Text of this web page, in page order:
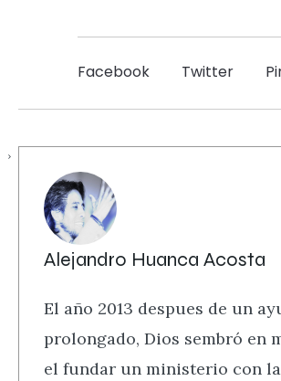
Facebook Twitter
Alejandro Huanca Acosta
El año 2013 despues de un
prolongado, Dios sembró en
el fundar un ministerio con